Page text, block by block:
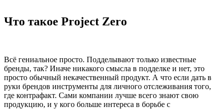
Что такое Project Zero
Всё гениальное просто. Подделывают только известные
бренды, так? Иначе никакого смысла в подделке и нет, это
просто обычный некачественный продукт. А что если дать в
руки брендов инструменты для личного отслеживания того,
где контрафакт. Сами компании лучше всего знают свою
продукцию, и у кого больше интереса в борьбе с